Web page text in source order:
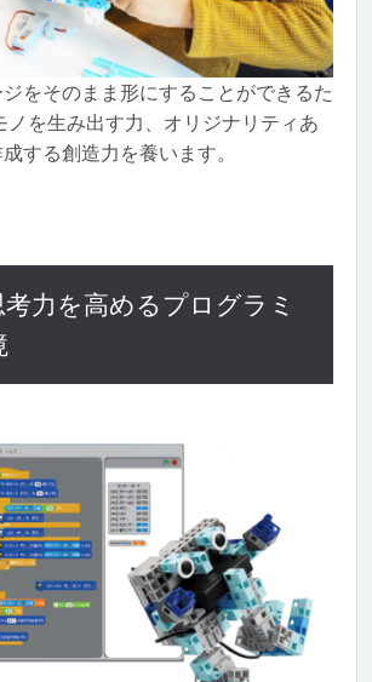
をそのまま形にすることができるた
ノを生み出す力、オリジナリティあ
する創造力を養います。
力を高めるプログラミ